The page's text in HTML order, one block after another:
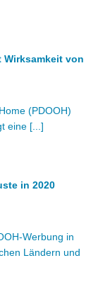
Wirksamkeit von
(PDOOH)
eine [...]
in 2020
Werbung in
Ländern und